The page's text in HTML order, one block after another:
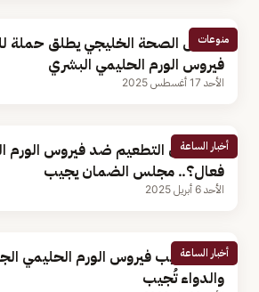
منوعات
مجلس الصحة الخليجي يطلق حملة
فيروس الورم الحليمي البشري
الأحد 17 أغسطس 2025
أخبار الساعة
متى يكون التطعيم ضد فيروس الورم
فعال؟.. مجلس الضمان يجيب
الأحد 6 أبريل 2025
أخبار الساعة
كيف يُصيب فيروس الورم الحليمي
والدواء تُجيب